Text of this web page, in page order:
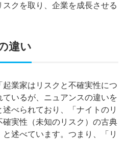
クを取り、企業を成長させる
違い
業家はリスクと不確実性につ
いるが、ニュアンスの違いを
べられており、「ナイトのリ
実性（未知のリスク）の古典
述べています。つまり、「リ